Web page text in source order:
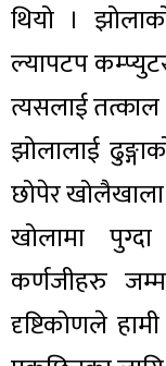
थियो ।
ल्यापटप
त्यसलाई तत्काल
झोलालाई
छोपेर
खोलामा
कर्णजीहरु
दृष्टिकोणले